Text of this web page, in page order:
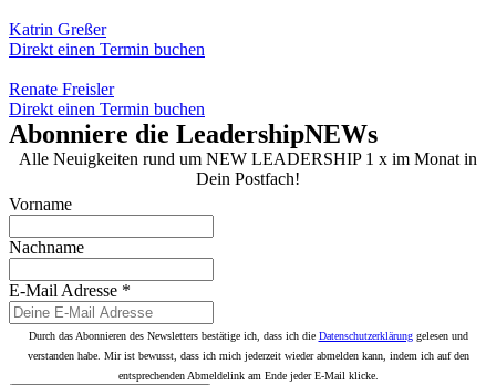
Katrin Greßer
Direkt einen Termin buchen
Renate Freisler
Direkt einen Termin buchen
Abonniere die LeadershipNEWs
Alle Neuigkeiten rund um NEW LEADERSHIP 1 x im Monat in
Dein Postfach!
Vorname
Nachname
E-Mail Adresse *
Durch das Abonnieren des Newsletters bestätige ich, dass ich die Datenschutzerklärunggelesen und
verstanden habe. Mir ist bewusst, dass ich mich jederzeit wieder abmelden kann, indem ich auf den
entsprechenden Abmeldelink am Ende jeder E-Mail klicke.